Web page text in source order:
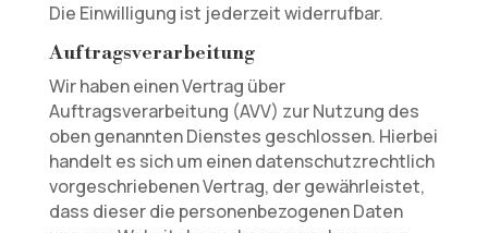
Die Einwilligung ist jederzeit widerrufbar.
Auftragsverarbeitung
Wir haben einen Vertrag über
Auftragsverarbeitung (AVV) zur Nutzung des
oben genannten Dienstes geschlossen. Hierbei
handelt es sich um einen datenschutzrechtlich
vorgeschriebenen Vertrag, der gewährleistet,
dass dieser die personenbezogenen Daten